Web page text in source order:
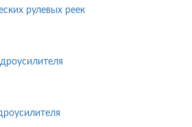
рулевых реек